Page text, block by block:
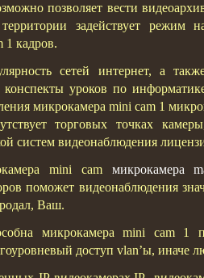
позволяет вести
задействует режим
1 кадров.
сетей интернет, а
конспекты уроков по
микрокамера mini cam 1
торговых точках
систем видеонаблюдения
mini cam микрокамера
поможет видеонаблюдения
Ваш.
микрокамера mini cam 1
доступ vlan’ы, иначе